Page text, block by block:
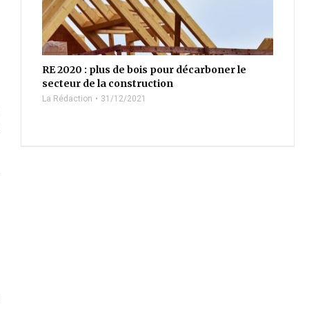
RE 2020 : plus de bois pour décarboner le
secteur de la construction
La Rédaction 31/12/2021